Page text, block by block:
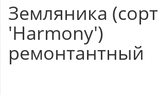
Земляника (сорт
'Harmony')
ремонтантный